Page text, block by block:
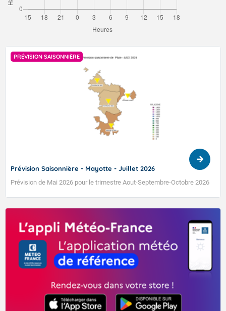
VIGILANCE ROUGE
Accéder au site de Météo-France
PRÉVISION SAISONNIÈRE
Prévision Saisonnière - Mayotte - Juillet 2026
Prévision de Mai 2026 pour le trimestre Aout-Septembre-Octobre 2026